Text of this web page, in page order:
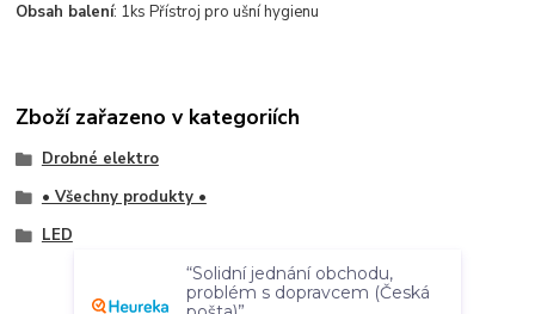
Obsah balení: 1ks Přístroj pro ušní hygienu
Zboží zařazeno v kategoriích
Drobné elektro
• Všechny produkty •
LED
“Solidní jednání obchodu,
problém s dopravcem (Česká